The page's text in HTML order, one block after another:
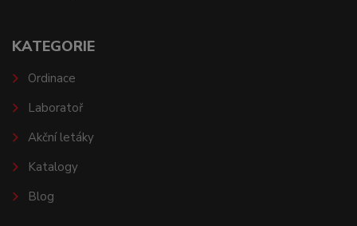
KATEGORIE
Ordinace
Laboratoř
Akční letáky
Katalogy
Blog